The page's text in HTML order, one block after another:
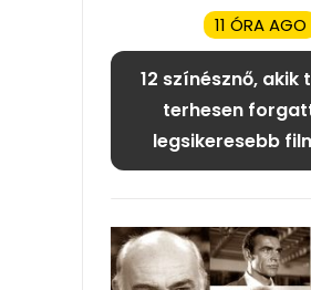
11 ÓRA AGO
12 színésznő, akik
terhesen
legsikeresebb